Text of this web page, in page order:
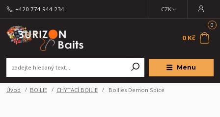
Menu
CZK
+420 774 944 234
0
0 Kč
Úvod BOILIE CHYTACÍ BOILIE Boilies Demon Spice